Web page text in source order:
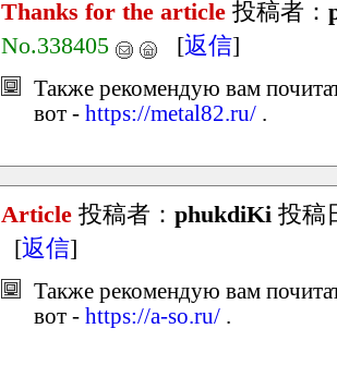
Thanks for the article 投稿者：
No.338405
[返信]
Также рекомендую вам
вот - https://metal82.ru/ .
Article 投稿者： phukdiKi 投稿
[返信]
Также рекомендую вам
вот - https://a-so.ru/ .